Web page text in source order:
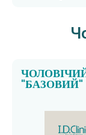
"БАЗОВИЙ"